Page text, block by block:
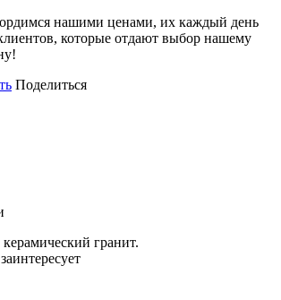
нашими ценами, их каждый день
которые отдают выбор нашему
Поделиться
гранит.